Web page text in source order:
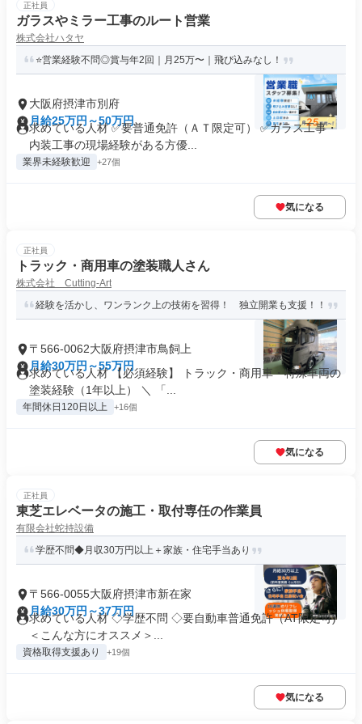
正社員
ガラスやミラー工事のルート営業
株式会社ハタヤ
⭐営業経験不問◎賞与年2回｜月25万〜｜飛び込みなし！
大阪府摂津市別府
月給25万円～50万円
求めている人材 ✅要普通免許（ＡＴ限定可） ✅ガラス工事・
内装工事の現場経験がある方優...
業界未経験歓迎 +27個
気になる
正社員
トラック・商用車の塗装職人さん
株式会社 Cutting-Art
経験を活かし、ワンランク上の技術を習得！ 独立開業も支援！！
〒566-0062大阪府摂津市鳥飼上
月給30万円～55万円
求めている人材 【必須経験】 トラック・商用車・特殊車両の
塗装経験（1年以上） ＼ 「...
年間休日120日以上 +16個
気になる
正社員
東芝エレベータの施工・取付専任の作業員
有限会社蛇持設備
学歴不問◆月収30万円以上＋家族・住宅手当あり
〒566-0055大阪府摂津市新在家
月給30万円～37万円
求めている人材 ◇学歴不問 ◇要自動車普通免許（AT限定可)
＜こんな方にオススメ＞...
資格取得支援あり +19個
気になる